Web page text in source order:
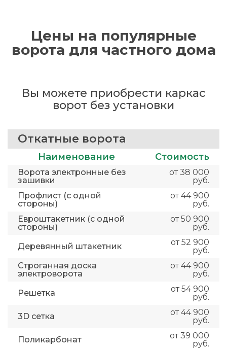
Цены на популярные
ворота для частного дома
Вы можете приобрести каркас
ворот без установки
Откатные ворота
Наименование Стоимость
Ворота электронные без
зашивки
от 38 000
руб.
Профлист (с одной
стороны)
от 44 900
руб.
Евроштакетник (с одной
стороны)
от 50 900
руб.
Деревянный штакетник
от 52 900
руб.
Строганная доска
электроворота
от 44 900
руб.
Решетка
от 54 900
руб.
3D сетка
от 44 900
руб.
Поликарбонат
от 39 000
руб.